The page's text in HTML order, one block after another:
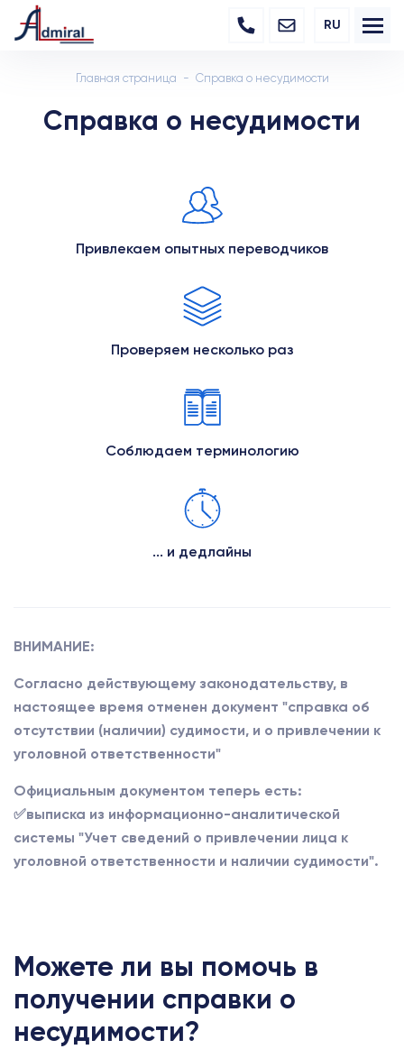
RU
Главная страница Справка о несудимости
Справка о несудимости
Привлекаем опытных переводчиков
Проверяем несколько раз
Соблюдаем терминологию
... и дедлайны
ВНИМАНИЕ:
Согласно действующему законодательству, в
настоящее время отменен документ "справка об
отсутствии (наличии) судимости, и о привлечении к
уголовной ответственности"
Официальным документом теперь есть:
✅выписка из информационно-аналитической
системы "Учет сведений о привлечении лица к
уголовной ответственности и наличии судимости".
Можете ли вы помочь в
получении справки о
несудимости?